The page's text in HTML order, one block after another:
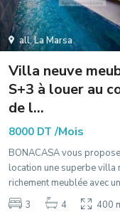
all,La Marsa
Villa neuve
S+3 à louer au
de l...
8000 DT/Mois
BONACASA vous
location une superbe villa
richement meublée avec
3
4 400